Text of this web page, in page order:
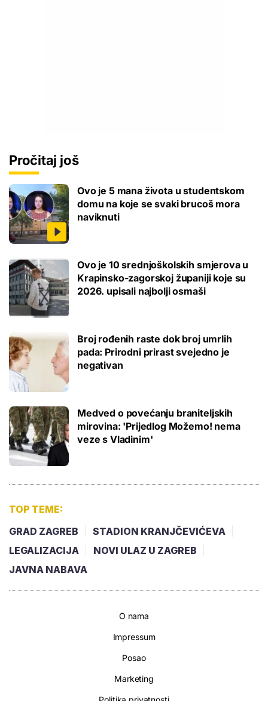
Pročitaj još
Ovo je 5 mana života u studentskom
domu na koje se svaki brucoš mora
naviknuti
Ovo je 10 srednjoškolskih smjerova u
Krapinsko-zagorskoj županiji koje su
2026. upisali najbolji osmaši
Broj rođenih raste dok broj umrlih
pada: Prirodni prirast svejedno je
negativan
Medved o povećanju braniteljskih
mirovina: 'Prijedlog Možemo! nema
veze s Vladinim'
TOP TEME:
GRAD ZAGREB
STADION KRANJČEVIĆEVA
LEGALIZACIJA
NOVI ULAZ U ZAGREB
JAVNA NABAVA
O nama
Impressum
Posao
Marketing